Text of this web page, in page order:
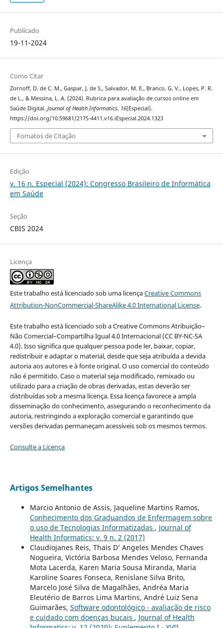
Publicado
19-11-2024
Como Citar
Zornoff, D. de C. M., Gaspar, J. de S., Salvador, M. E., Branco, G. V., Lopes, P. R.
de L., & Messina, L. A. (2024). Rubrica para avaliação de cursos online em
Saúde Digital. Journal of Health Informatics, 16(Especial).
https://doi.org/10.59681/2175-4411.v16.iEspecial.2024.1323
Fomatos de Citação
Edição
v. 16 n. Especial (2024): Congresso Brasileiro de Informática
em Saúde
Seção
CBIS 2024
Licença
Este trabalho está licenciado sob uma licençaCreative Commons
Attribution-NonCommercial-ShareAlike 4.0 International License.
Este trabalho está licenciado sob a Creative Commons Atribuição–
Não Comercial–Compartilha Igual 4.0 Internacional (CC BY-NC-SA
4.0). Isso significa que qualquer pessoa pode ler, baixar, copiar,
redistribuir e adaptar o material, desde que seja atribuída a devida
autoria aos autores e à fonte original. O uso comercial do conteúdo
não é permitido. Caso o material seja modificado, remixado ou
utilizado para a criação de obras derivadas, estas deverão ser
distribuídas sob a mesma licença. Essa licença favorece a ampla
disseminação do conhecimento, assegurando o reconhecimento da
autoria, restringindo a exploração comercial e garantindo que
versões derivadas permaneçam acessíveis sob os mesmos termos.
Consulte a Licença
Artigos Semelhantes
Marcio Antonio de Assis, Jaqueline Martins Ramos,
Conhecimento dos Graduandos de Enfermagem sobre
o uso de Tecnologias Informatizadas , Journal of
Health Informatics: v. 9 n. 2 (2017)
Claudiojanes Reis, Thais D’ Angeles Mendes Chaves
Nogueira, Victória Barbosa Mendes Veloso, Fernanda
Mota Lacerda, Karen Maria Sousa Miranda, Maria
Karoline Soares Fonseca, Renislane Silva Brito,
Marcelo José Silva de Magalhães, Andréa Maria
Eleutério de Barros Lima Martins, André Luiz Sena
Guimarães, Software odontológico - avaliação de risco
e cuidado com doenças bucais , Journal of Health